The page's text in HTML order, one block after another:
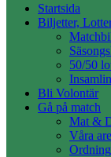
Startsida
Biljetter,
50/50
Bli Volontär
Gå på match
Mat &
Våra